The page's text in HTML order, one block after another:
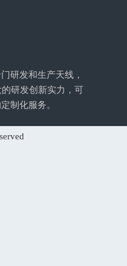
研发和生产天线，
研发创新实力，可
制化服务。